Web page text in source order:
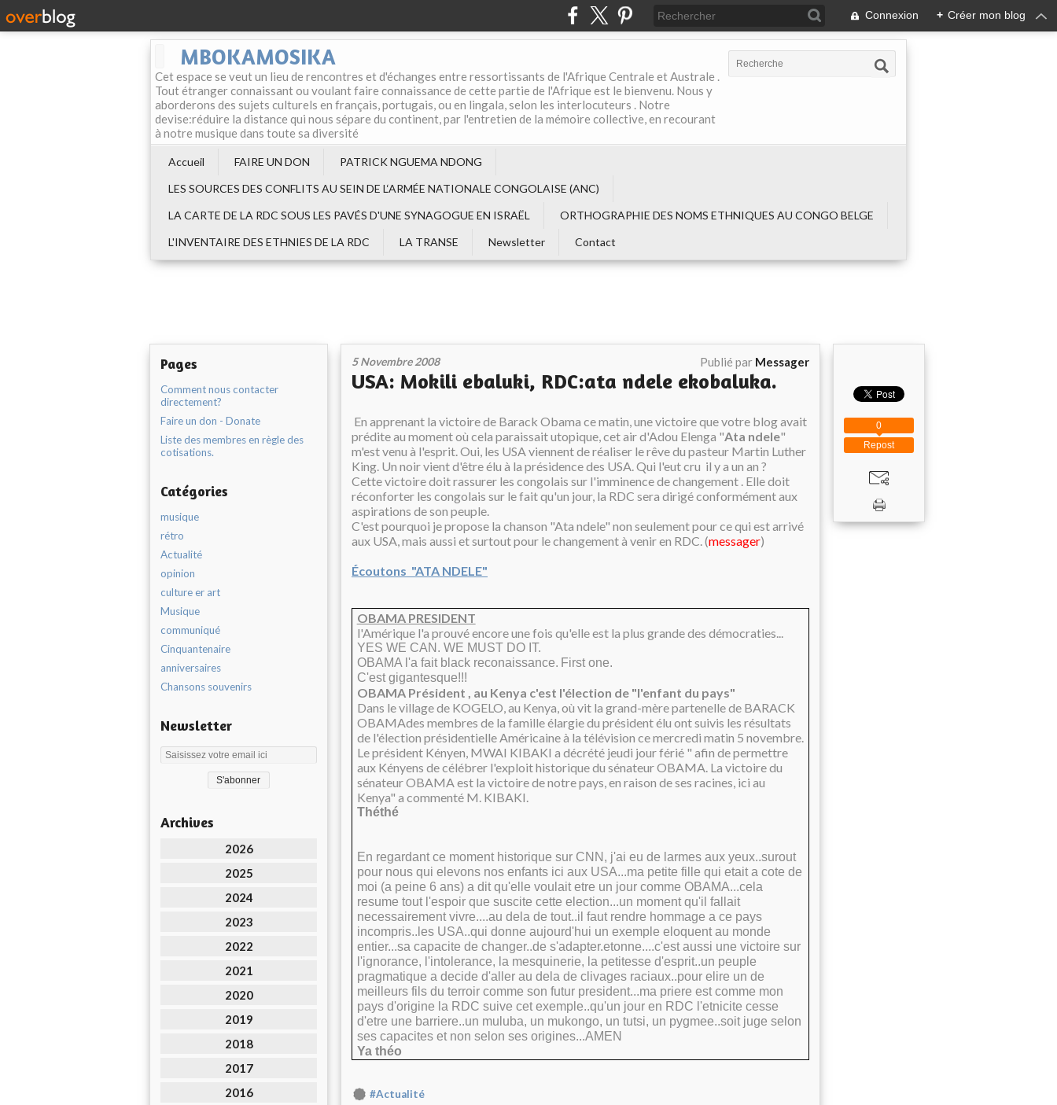
Connexion + Créer mon blog
MBOKAMOSIKA
Cet espace se veut un lieu de rencontres et d'échanges entre ressortissants de l'Afrique Centrale et Australe .
Tout étranger connaissant ou voulant faire connaissance de cette partie de l'Afrique est le bienvenu. Nous y
aborderons des sujets culturels en français, portugais, ou en lingala, selon les interlocuteurs . Notre
devise:réduire la distance qui nous sépare du continent, par l'entretien de la mémoire collective, en recourant
à notre musique dans toute sa diversité
Accueil FAIRE UN DON
PATRICK NGUEMA NDONG
LES SOURCES DES CONFLITS AU SEIN DE L‘ARMÉE NATIONALE CONGOLAISE (ANC)
LA CARTE DE LA RDC SOUS LES PAVÉS D'UNE SYNAGOGUE EN ISRAËL
ORTHOGRAPHIE DES NOMS ETHNIQUES AU CONGO BELGE
L'INVENTAIRE DES ETHNIES DE LA RDC
LA TRANSE Newsletter Contact
Pages
Comment nous contacter
directement?
Faire un don - Donate
Liste des membres en règle des
cotisations.
Catégories
musique
rétro
Actualité
opinion
culture er art
Musique
communiqué
Cinquantenaire
anniversaires
Chansons souvenirs
Newsletter
Archives
2026
2025
2024
2023
2022
2021
2020
2019
2018
2017
2016
5 Novembre 2008 Publié par Messager
USA: Mokili ebaluki, RDC:ata ndele ekobaluka.
En apprenant la victoire de Barack Obama ce matin, une victoire que votre blog avait
prédite au moment où cela paraissait utopique, cet air d'Adou Elenga "Ata ndele"
m'est venu à l'esprit. Oui, les USA viennent de réaliser le rêve du pasteur Martin Luther
King. Un noir vient d'être élu à la présidence des USA. Qui l'eut cru il y a un an ?
Cette victoire doit rassurer les congolais sur l'imminence de changement . Elle doit
réconforter les congolais sur le fait qu'un jour, la RDC sera dirigé conformément aux
aspirations de son peuple.
C'est pourquoi je propose la chanson "Ata ndele" non seulement pour ce qui est arrivé
aux USA, mais aussi et surtout pour le changement à venir en RDC. (messager)
Écoutons "ATA NDELE"
OBAMA PRESIDENT
l'Amérique l'a prouvé encore une fois qu'elle est la plus grande des démocraties...
YES WE CAN. WE MUST DO IT.
OBAMA l'a fait black reconaissance. First one.
C'est gigantesque!!!
OBAMA Président , au Kenya c'est l'élection de "l'enfant du pays"
Dans le village de KOGELO, au Kenya, où vit la grand-mère partenelle de BARACK
OBAMAdes membres de la famille élargie du président élu ont suivis les résultats
de l'élection présidentielle Américaine à la télévision ce mercredi matin 5 novembre.
Le président Kényen, MWAI KIBAKI a décrété jeudi jour férié " afin de permettre
aux Kényens de célébrer l'exploit historique du sénateur OBAMA. La victoire du
sénateur OBAMA est la victoire de notre pays, en raison de ses racines, ici au
Kenya" a commenté M. KIBAKI.
Théthé
En regardant ce moment historique sur CNN, j'ai eu de larmes aux yeux..surout
pour nous qui elevons nos enfants ici aux USA...ma petite fille qui etait a cote de
moi (a peine 6 ans) a dit qu'elle voulait etre un jour comme OBAMA...cela
resume tout l'espoir que suscite cette election...un moment qu'il fallait
necessairement vivre....au dela de tout..il faut rendre hommage a ce pays
incompris..les USA..qui donne aujourd'hui un exemple eloquent au monde
entier...sa capacite de changer..de s'adapter.etonne....c'est aussi une victoire sur
l'ignorance, l'intolerance, la mesquinerie, la petitesse d'esprit..un peuple
pragmatique a decide d'aller au dela de clivages raciaux..pour elire un de
meilleurs fils du terroir comme son futur president...ma priere est comme mon
pays d'origine la RDC suive cet exemple..qu'un jour en RDC l'etnicite cesse
d'etre une barriere..un muluba, un mukongo, un tutsi, un pygmee..soit juge selon
ses capacites et non selon ses origines...AMEN
Ya théo
#Actualité
Repost
0